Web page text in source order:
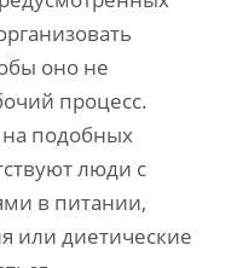
оно не
процесс.
на подобных
люди с
в питании,
или диетические